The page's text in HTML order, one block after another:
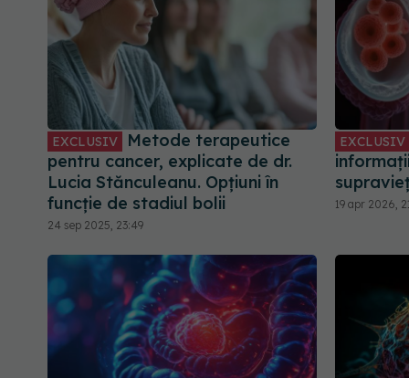
EXCLUSIV
Metode terapeutice
pentru cancer, explicate de dr.
Lucia Stănculeanu. Opțiuni în
funcție de stadiul bolii
24 sep 2025, 23:49
EXCLUSIV
19 apr 2026,